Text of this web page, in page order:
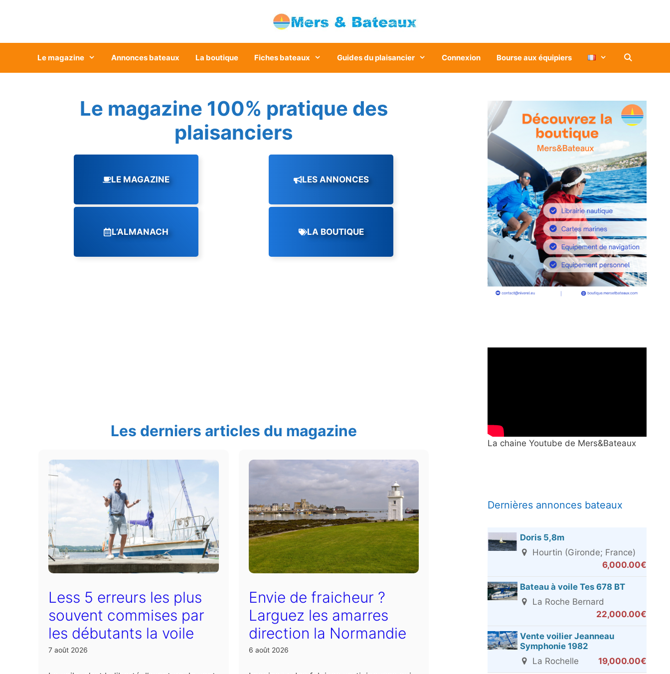
Le magazine Annonces bateaux La boutique Fiches bateaux Guides du plaisancier Connexion Bourse aux équipiers
Le magazine 100% pratique des
plaisanciers
LE MAGAZINE LES ANNONCES
L’ALMANACH LA BOUTIQUE
Les derniers articles du magazine
Less 5 erreurs les plus
souvent commises par
les débutants la voile
7 août 2026
Envie de fraicheur ?
Larguez les amarres
direction la Normandie
6 août 2026
La chaine Youtube de Mers&Bateaux
Dernières annonces bateaux
Doris 5,8m
Hourtin (Gironde; France)
6,000.00€
Bateau à voile Tes 678 BT
La Roche Bernard
22,000.00€
Vente voilier Jeanneau
Symphonie 1982
La Rochelle
19,000.00€